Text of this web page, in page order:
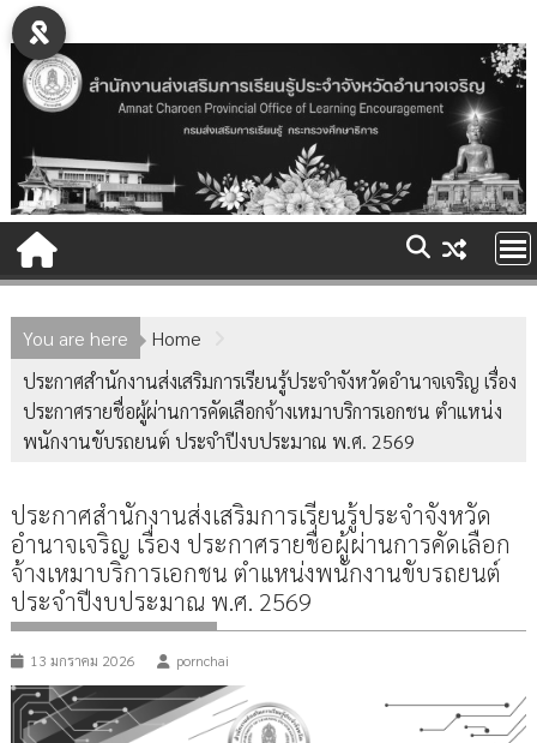
Skip
to
content
You are here
Home
ประกาศสำนักงานส่งเสริมการเรียนรู้ประจำจังหวัดอำนาจเจริญ เรื่อง
ประกาศรายชื่อผู้ผ่านการคัดเลือกจ้างเหมาบริการเอกชน ตำแหน่ง
พนักงานขับรถยนต์ ประจำปีงบประมาณ พ.ศ. 2569
ประกาศสำนักงานส่งเสริมการเรียนรู้ประจำจังหวัด
อำนาจเจริญ เรื่อง ประกาศรายชื่อผู้ผ่านการคัดเลือก
จ้างเหมาบริการเอกชน ตำแหน่งพนักงานขับรถยนต์
ประจำปีงบประมาณ พ.ศ. 2569
13 มกราคม 2026 pornchai